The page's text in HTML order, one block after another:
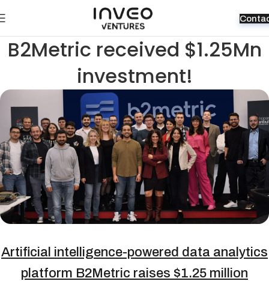
B2Metric received $1.25Mn
investment!
Artificial intelligence-powered data analytics
platform B2Metric raises $1.25 million